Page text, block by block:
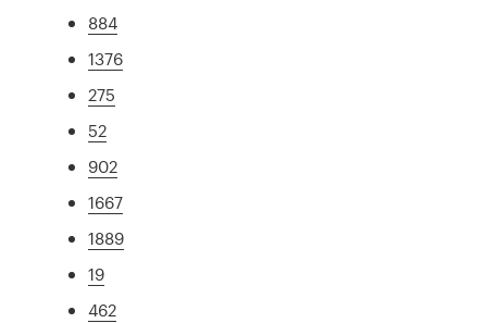
884
1376
275
52
902
1667
1889
19
462